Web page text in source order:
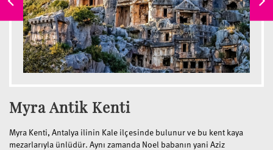
Myra Antik Kenti
Myra Kenti, Antalya ilinin Kale ilçesinde bulunur ve bu kent kaya
mezarlarıyla ünlüdür. Aynı zamanda Noel babanın yani Aziz